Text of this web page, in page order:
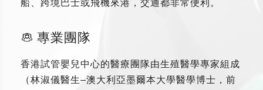
船、跨境巴士或飛機來港，交通都非常便利。
專業團隊
香港試管嬰兒中心的醫療團隊由生殖醫學專家組成
（林淑儀醫生–澳大利亞墨爾本大學醫學博士，前